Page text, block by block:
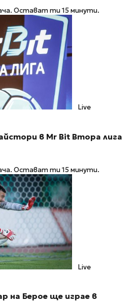
Остават ти 15 минути.
Live
в Mr Bit Втора лига
Остават ти 15 минути.
Live
на Берое ще играе в